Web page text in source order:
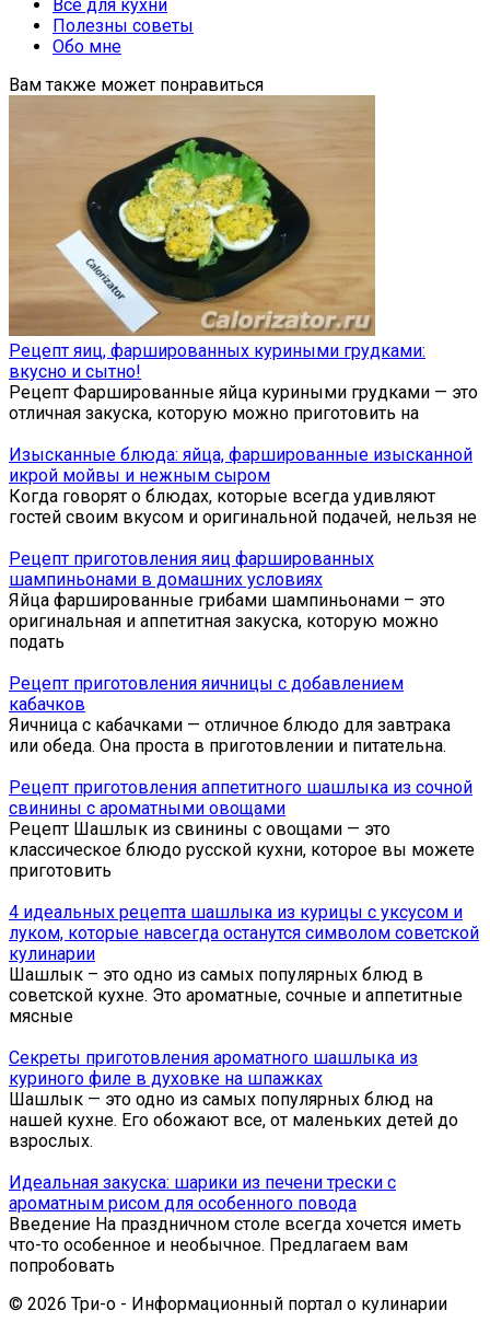
Всё для кухни
Полезны советы
Обо мне
Вам также может понравиться
Рецепт яиц, фаршированных куриными грудками:
вкусно и сытно!
Рецепт Фаршированные яйца куриными грудками — это
отличная закуска, которую можно приготовить на
Изысканные блюда: яйца, фаршированные изысканной
икрой мойвы и нежным сыром
Когда говорят о блюдах, которые всегда удивляют
гостей своим вкусом и оригинальной подачей, нельзя не
Рецепт приготовления яиц фаршированных
шампиньонами в домашних условиях
Яйца фаршированные грибами шампиньонами – это
оригинальная и аппетитная закуска, которую можно
подать
Рецепт приготовления яичницы с добавлением
кабачков
Яичница с кабачками — отличное блюдо для завтрака
или обеда. Она проста в приготовлении и питательна.
Рецепт приготовления аппетитного шашлыка из сочной
свинины с ароматными овощами
Рецепт Шашлык из свинины с овощами — это
классическое блюдо русской кухни, которое вы можете
приготовить
4 идеальных рецепта шашлыка из курицы с уксусом и
луком, которые навсегда останутся символом советской
кулинарии
Шашлык – это одно из самых популярных блюд в
советской кухне. Это ароматные, сочные и аппетитные
мясные
Секреты приготовления ароматного шашлыка из
куриного филе в духовке на шпажках
Шашлык — это одно из самых популярных блюд на
нашей кухне. Его обожают все, от маленьких детей до
взрослых.
Идеальная закуска: шарики из печени трески с
ароматным рисом для особенного повода
Введение На праздничном столе всегда хочется иметь
что-то особенное и необычное. Предлагаем вам
попробовать
© 2026 Три-о - Информационный портал о кулинарии